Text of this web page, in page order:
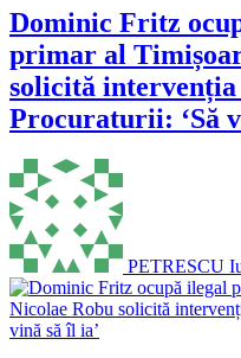
Dominic Fritz
primar al
solicită
Procuraturii: ‘Să
PETRESCU